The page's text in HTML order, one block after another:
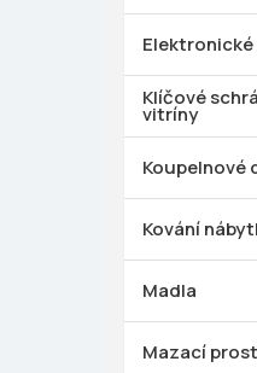
n
l
Klíčové
vitríny
Koupelnové
Kování
Madla
Mazací